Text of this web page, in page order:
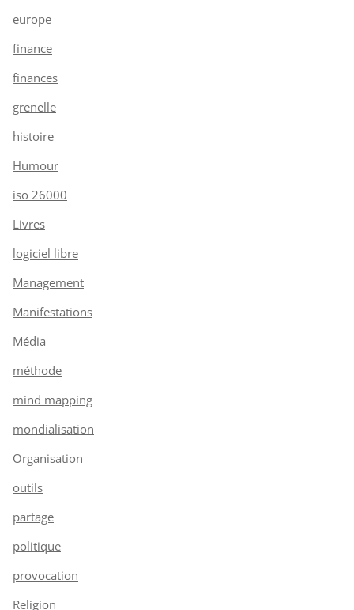
europe
finance
finances
grenelle
histoire
Humour
iso 26000
Livres
logiciel libre
Management
Manifestations
Média
méthode
mind mapping
mondialisation
Organisation
outils
partage
politique
provocation
Religion